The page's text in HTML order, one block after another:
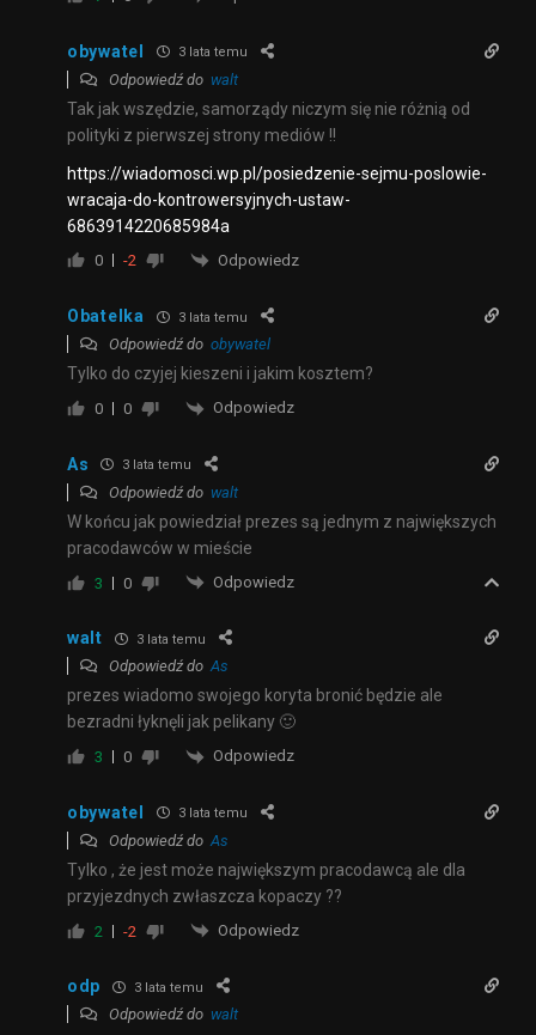
obywatel 3 lata temu
Odpowiedź do walt
Tak jak wszędzie, samorządy niczym się nie różnią od
polityki z pierwszej strony mediów !!
https://wiadomosci.wp.pl/posiedzenie-sejmu-poslowie-
wracaja-do-kontrowersyjnych-ustaw-
6863914220685984a
0 -2 Odpowiedz
Obatelka 3 lata temu
Odpowiedź do obywatel
Tylko do czyjej kieszeni i jakim kosztem?
0 0 Odpowiedz
As 3 lata temu
Odpowiedź do walt
W końcu jak powiedział prezes są jednym z największych
pracodawców w mieście
3 0 Odpowiedz
walt 3 lata temu
Odpowiedź doAs
prezes wiadomo swojego koryta bronić będzie ale
bezradni łyknęli jak pelikany 🙂
3 0 Odpowiedz
obywatel 3 lata temu
Odpowiedź do As
Tylko , że jest może największym pracodawcą ale dla
przyjezdnych zwłaszcza kopaczy ??
2 -2 Odpowiedz
odp 3 lata temu
Odpowiedź do walt